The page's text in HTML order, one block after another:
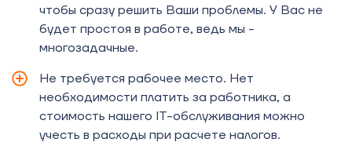
чтобы сразу решить Ваши проблемы. У Вас не
будет простоя в работе, ведь мы -
многозадачные.
Не требуется рабочее место. Нет
необходимости платить за работника, а
стоимость нашего IT-обслуживания можно
учесть в расходы при расчете налогов.